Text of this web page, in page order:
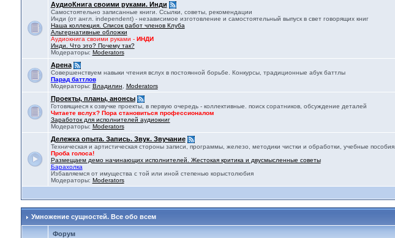
АудиоКнига своими руками. Инди
Самостоятельно записанные книги. Ссылки, советы, рекомендации
Инди (от англ. independent) - независимое изготовление и самостоятельный выпуск в свет говорящих книг
Наша коллекция. Список работ членов Клуба
Альтернативные обложки
Аудиокнига своими руками - ИНДИ
Инди. Что это? Почему так?
Модераторы: Moderators
Арена
Совершенствуем навыки чтения вслух в постоянной борьбе. Конкурсы, традиционные абук баттлы
Парад баттлов
Модераторы: Владилин Moderators
Проекты, планы, анонсы
Готовящиеся к озвучке проекты, в первую очередь - коллективные. поиск соратников, обсуждение деталей
Читаете вслух? Пора становиться профессионалом
Заработок для исполнителей аудиокниг
Модераторы: Moderators
Дележка опыта. Запись. Звук. Звучание
Техническая и артистическая стороны записи, программы, железо, методики чистки и обработки, учебные пособия.
Проба голоса!
Размещаем демо начинающих исполнителей. Жестокая критика и двусмысленные советы
Барахолка
Избавляемся от имущества с той или иной степенью корыстолюбия
Модераторы: Moderators
Умножение сущностей. Все обо всем
Форум